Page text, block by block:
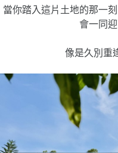
當你踏入這片土地的那一
會一同
像是久別重